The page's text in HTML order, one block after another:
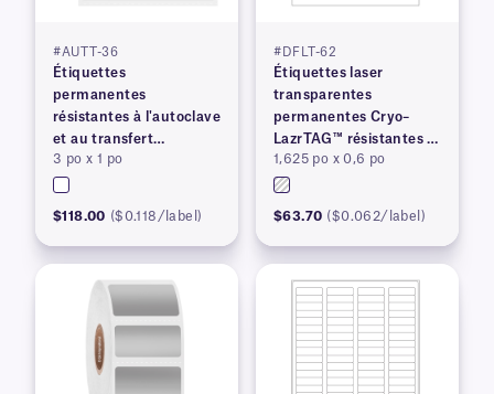
#AUTT-36
Étiquettes
permanentes
résistantes à l'autoclave
et au transfert
thermique
3 po x 1 po
$118.00 ($0.118/label)
#DFLT-62
Étiquettes laser
transparentes
permanentes Cryo–
LazrTAG™ résistantes à
la cryogénie et à
l'autoclave
1,625 po x 0,6 po
$63.70 ($0.062/label)